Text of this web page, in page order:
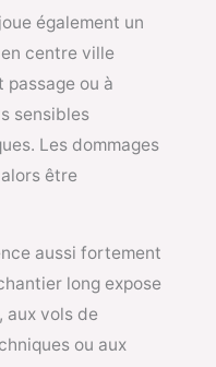
également un
centre ville
passage ou à
sensibles
Les dommages
être
aussi fortement
long expose
aux vols de
ou aux